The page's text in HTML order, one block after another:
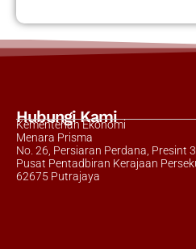
Hubungi Kami
Kementerian Ekonomi
Menara Prisma
No. 26, Persiaran Perdana, Presint 3
Pusat Pentadbiran Kerajaan
62675 Putrajaya